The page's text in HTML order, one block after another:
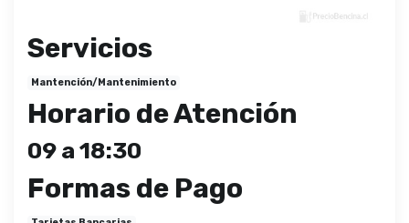
Servicios
Mantención/Mantenimiento
Horario de Atención
09 a 18:30
Formas de Pago